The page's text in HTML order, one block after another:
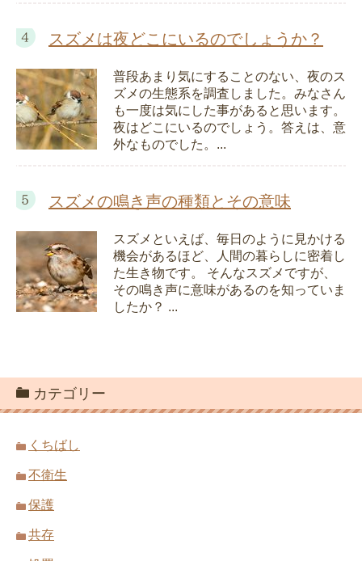
スズメは夜どこにいるのでしょうか？
普段あまり気にすることのない、夜のス
ズメの生態系を調査しました。みなさん
も一度は気にした事があると思います。
夜はどこにいるのでしょう。答えは、意
外なものでした。...
スズメの鳴き声の種類とその意味
スズメといえば、毎日のように見かける
機会があるほど、人間の暮らしに密着し
た生き物です。 そんなスズメですが、
その鳴き声に意味があるのを知っていま
したか？ ...
カテゴリー
くちばし
不衛生
保護
共存